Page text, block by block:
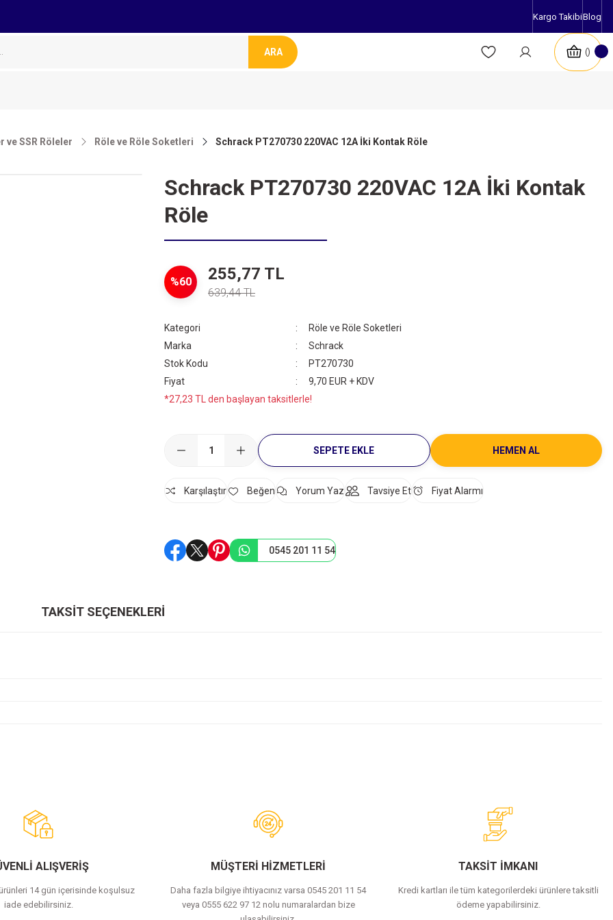
Kargo TakibiBlog
ARA
ve SSR Röleler Röle ve Röle Soketleri Schrack PT270730 220VAC 12A İki Kontak Röle
Schrack PT270730 220VAC 12A İki Kontak
Röle
%60 255,77 TL
639,44 TL
Kategori
Röle ve Röle Soketleri
Marka
Schrack
Stok Kodu
PT270730
Fiyat
9,70 EUR + KDV
*27,23 TL den başlayan taksitlerle!
SEPETE EKLE HEMEN AL
Karşılaştır Yorum Yaz Tavsiye Et Fiyat Alarmı
0545 201 11 54
TAKSIT SEÇENEKLERI
ALIŞVERİŞ
ürünleri 14 gün içerisinde koşulsuz
iade edebilirsiniz.
MÜŞTERİ HİZMETLERİ
Daha fazla bilgiye ihtiyacınız varsa 0545 201 11 54
veya 0555 622 97 12 nolu numaralardan bize
TAKSİT İMKANI
Kredi kartları ile tüm kategorilerdeki ürünlere taksitli
ödeme yapabilirsiniz.